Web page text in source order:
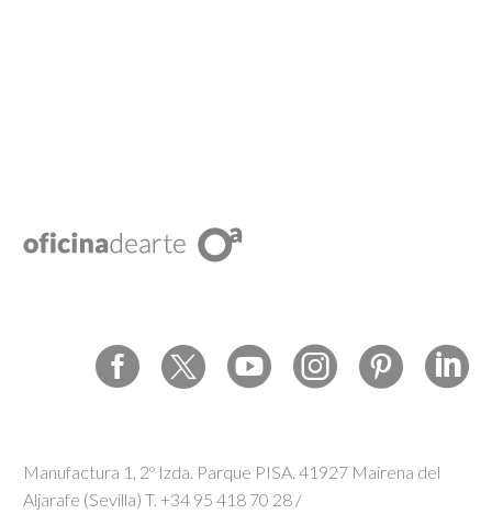
Manufactura 1, 2º Izda. Parque PISA. 41927 Mairena del
Aljarafe (Sevilla) T. +34 95 418 70 28 /